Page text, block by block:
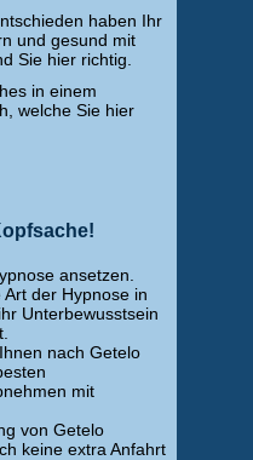
haben Ihr
und gesund mit
Sie hier richtig.
in einem
welche Sie hier
ansetzen.
der Hypnose in
Unterbewusstsein
nach Getelo
mit
von Getelo
keine extra Anfahrt